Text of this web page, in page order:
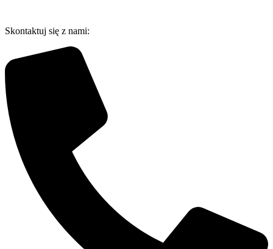
treści
Skontaktuj się z nami: